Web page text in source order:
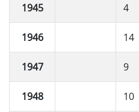
1945 4
1946 14
1947 9
1948 10